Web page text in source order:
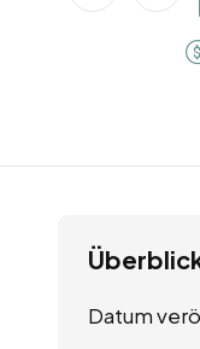
Datum